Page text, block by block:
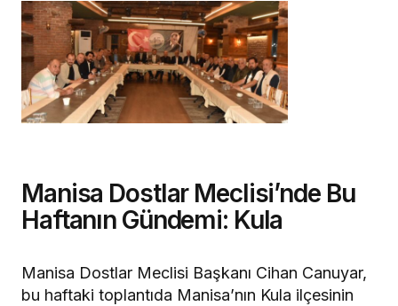
Manisa Dostlar Meclisi’nde Bu
Haftanın Gündemi: Kula
Manisa Dostlar Meclisi Başkanı Cihan Canuyar,
bu haftaki toplantıda Manisa’nın Kula ilçesinin